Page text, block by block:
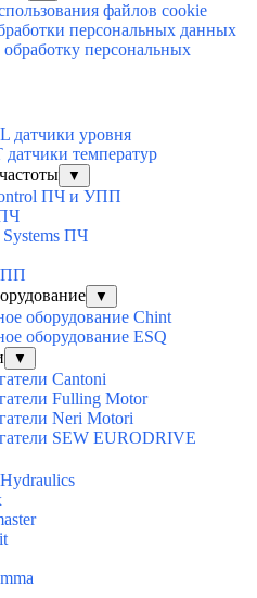
файлов cookie
персональных данных
обработку персональных
датчики уровня
температур
▼
ПЧ и УПП
ПЧ
▼
оборудование Chint
оборудование ESQ
▼
Cantoni
Fulling Motor
Neri Motori
SEW EURODRIVE